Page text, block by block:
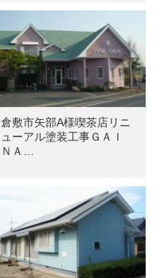
倉敷市矢部A様喫茶店リニ
ューアル塗装工事ＧＡＩ
ＮＡ…